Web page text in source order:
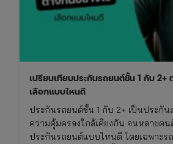
เปรียบเทียบประกันรถยนต์ชั้น 1 กับ 2+
เลือกแบบไหนดี
ประกันรถยนต์ชั้น 1 กับ 2+ เป็นประกัน
ความคุ้มครองใกล้เคียงกัน จนหลายคน
ประกันรถยนต์แบบไหนดี โดยเฉพาะร